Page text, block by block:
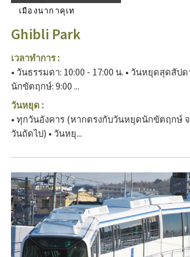
เมืองนากาคุเท
Ghibli Park
เวลาทำการ :
• วันธรรมดา: 10:00 - 17:00 น. • วันหยุดสุดสั
นักขัตฤกษ์: 9:00 ...
วันหยุด :
• ทุกวันอังคาร (หากตรงกับวันหยุดนักขัตฤกษ์
วันถัดไป) • วันหยุ...